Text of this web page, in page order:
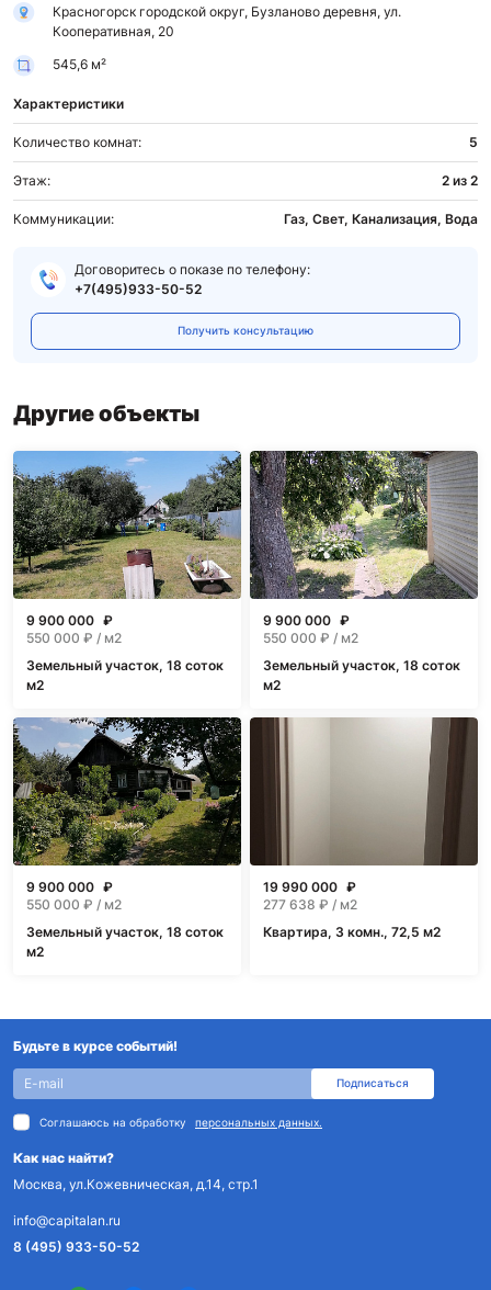
Красногорск городской округ, Бузланово деревня, ул.
Кооперативная, 20
545,6 м²
Характеристики
Количество комнат: 5
Этаж: 2 из 2
Коммуникации: Газ, Свет, Канализация, Вода
Договоритесь о показе по телефону:
+7(495)933-50-52
Получить консультацию
Другие объекты
9 900 000 ₽
550 000 ₽ / м2
Земельный участок, 18 соток
м2
9 900 000 ₽
550 000 ₽ / м2
Земельный участок, 18 соток
м2
9 900 000 ₽
550 000 ₽ / м2
Земельный участок, 18 соток
м2
19 990 000 ₽
277 638 ₽ / м2
Квартира, 3 комн., 72,5 м2
Будьте в курсе событий!
Подписаться
Соглашаюсь на обработку персональных данных.
Как нас найти?
Москва, ул.Кожевническая, д.14, стр.1
info@capitalan.ru
8 (495) 933-50-52